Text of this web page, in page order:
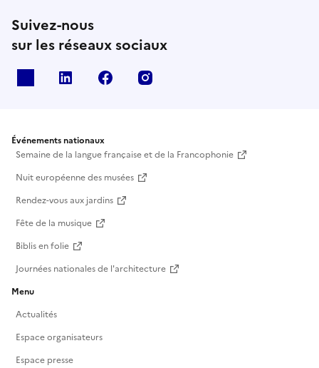
Suivez-nous
sur les réseaux sociaux
Linkedin Facebook
Événements nationaux
Semaine de la langue française et de la Francophonie
Nuit européenne des musées
Rendez-vous aux jardins
Fête de la musique
Biblis en folie
Journées nationales de l'architecture
Menu
Actualités
Espace organisateurs
Espace presse